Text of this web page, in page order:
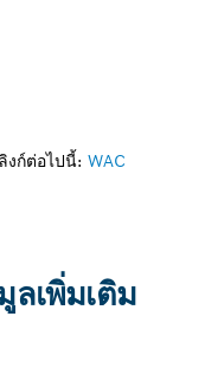
งก์ต่อไปนี้: WAC
ลเพิ่มเติม